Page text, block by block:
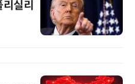
실리